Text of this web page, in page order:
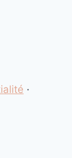
·